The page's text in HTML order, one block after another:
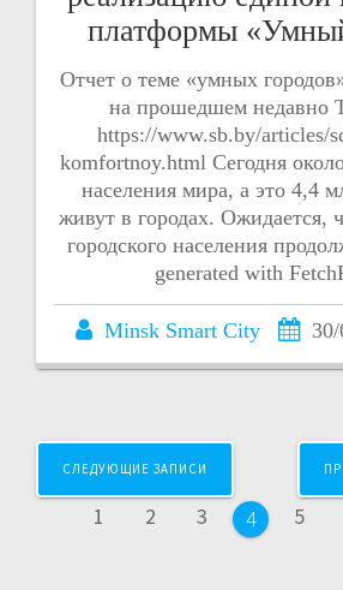
платформы
Отчет о теме «умных
на прошедшем недавно
https://www.sb.by/articles/
komfortnoy.html Сегодня
населения мира, а это 4,4
живут в городах. Ожидается,
городского населения
generated with
Minsk Smart City
Навигация
по
СЛЕДУЮЩИЕ ЗАПИСИ
Страница
1 Страница
2 Страница
3 Страница
4 5